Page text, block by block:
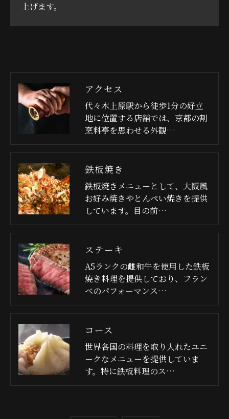
上げます。
アクセス
代々木上原駅から徒歩1分の好立
地に位置する店舗では、京都の割
烹料亭を思わせる外観…
鉄板焼き
鉄板焼きメニューとして、大阪風
お好み焼きやとんぺい焼きを提供
しています。目の前…
ステーキ
A5ランクの雌和牛を使用した鉄板
焼き料理を提供しており、フラン
ベのパフォーマンス…
コース
世界各国の料理を取り入れたユニ
ークなメニューを提供していま
す。特に鉄板料理のス…